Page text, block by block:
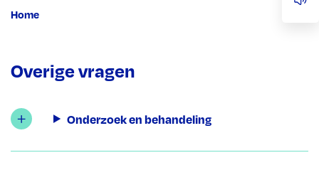
Home
Overige vragen
Onderzoek en behandeling